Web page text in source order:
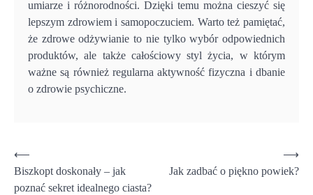
umiarze i różnorodności. Dzięki temu można cieszyć się
lepszym zdrowiem i samopoczuciem. Warto też pamiętać,
że zdrowe odżywianie to nie tylko wybór odpowiednich
produktów, ale także całościowy styl życia, w którym
ważne są również regularna aktywność fizyczna i dbanie
o zdrowie psychiczne.
Nawigacja
wpisu
⟵
Biszkopt doskonały – jak
poznać sekret idealnego ciasta?
Jak zadbać o piękno powiek?
⟶